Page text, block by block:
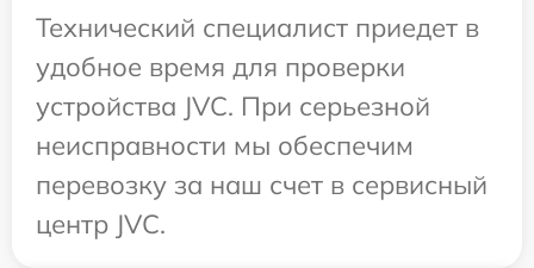
Технический специалист приедет в
удобное время для проверки
устройства JVC. При серьезной
неисправности мы обеспечим
перевозку за наш счет в сервисный
центр JVC.